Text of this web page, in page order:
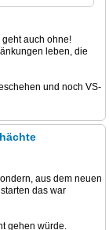
geht auch ohne!
leben, die
und noch VS-
aus dem neuen
das war
gehen würde.